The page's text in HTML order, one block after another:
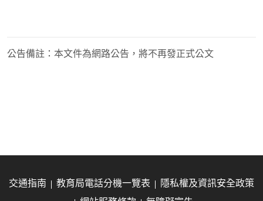
公告備註： 本文件為網路公告，將不再發正式公文
交通指南 教育局電話分機一覽表
隱私權及資訊安全政策